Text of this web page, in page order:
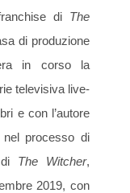
di The
di produzione
in corso la
televisiva live-
e con l’autore
nel processo di
The Witcher,
2019, con